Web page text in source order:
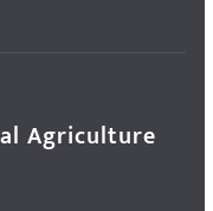
Agriculture